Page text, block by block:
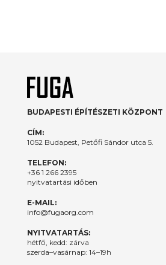
BUDAPESTI ÉPÍTÉSZETI KÖZPONT
CÍM:
1052 Budapest, Petőfi Sándor utca 5.
TELEFON:
+36 1 266 2395
nyitvatartási időben
E-MAIL:
info@fugaorg.com
NYITVATARTÁS:
hétfő, kedd: zárva
szerda–vasárnap: 14–19h